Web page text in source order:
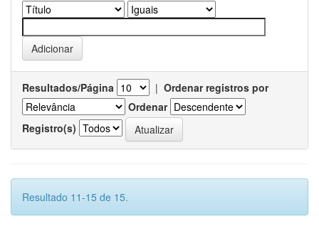
Resultados/Página | Ordenar registros por
Ordenar
Registro(s)
Resultado 11-15 de 15.